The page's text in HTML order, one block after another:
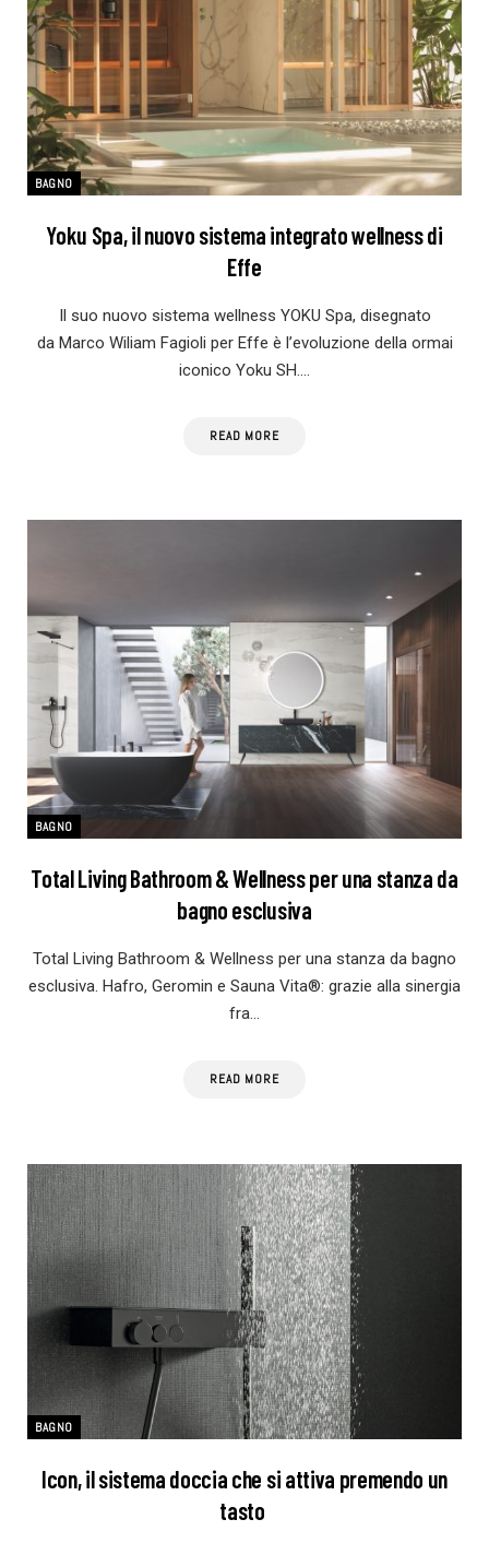
BAGNO
Yoku Spa, il nuovo sistema integrato wellness di
Effe
Il suo nuovo sistema wellness YOKU Spa, disegnato
da Marco Wiliam Fagioli per Effe è l’evoluzione della ormai
iconico Yoku SH.…
READ MORE
BAGNO
Total Living Bathroom & Wellness per una stanza da
bagno esclusiva
Total Living Bathroom & Wellness per una stanza da bagno
esclusiva. Hafro, Geromin e Sauna Vita®: grazie alla sinergia
fra…
READ MORE
BAGNO
Icon, il sistema doccia che si attiva premendo un
tasto